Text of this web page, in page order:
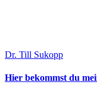
Dr. Till Sukopp
Hier bekommst du